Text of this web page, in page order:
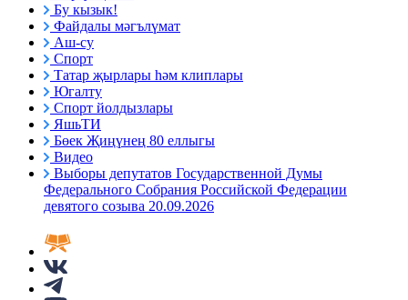
Бу кызык!
Файдалы мәгълүмат
Аш-су
Спорт
Татар җырлары һәм клиплары
Югалту
Спорт йолдызлары
ЯшьТИ
Бөек Җиңүнең 80 еллыгы
Видео
Выборы депутатов Государственной Думы
Федерального Собрания Российской Федерации
девятого созыва 20.09.2026